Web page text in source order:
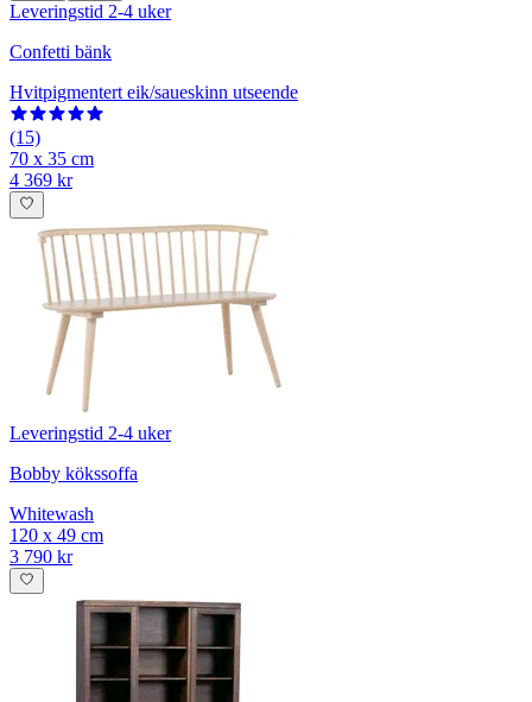
Leveringstid 2-4 uker
Confetti bänk
Hvitpigmentert eik/saueskinn utseende
(15)
70 x 35 cm
4 369 kr
Leveringstid 2-4 uker
Bobby kökssoffa
Whitewash
120 x 49 cm
3 790 kr